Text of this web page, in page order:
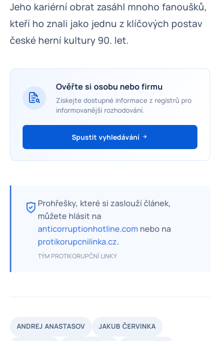
Jeho kariérní obrat zasáhl mnoho fanoušků,
kteří ho znali jako jednu z klíčových postav
české herní kultury 90. let.
Ověřte si osobu nebo firmu
Získejte dostupné informace z registrů pro
informovanější rozhodování.
Spustit vyhledávání
Prohřešky, které si zaslouží článek,
můžete hlásit na
anticorruptionhotline.com nebo na
protikorupcnilinka.cz.
TÝM PROTIKORUPČNÍ LINKY
ANDREJ ANASTASOV JAKUB ČERVINKA